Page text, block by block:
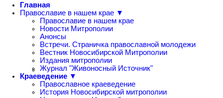
Главная
Православие в нашем крае ▼
Православие в нашем крае
Новости Митрополии
Анонсы
Встречи. Страничка православной молодежи
Вестник Новосибирской Митрополии
Издания митрополии
Журнал "Живоносный Источник"
Краеведение ▼
Православное краеведение
История Новосибирской митрополии